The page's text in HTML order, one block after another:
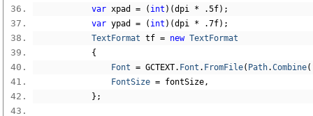
var xpad = ( int )(dpi * .5f);
var ypad = ( int )(dpi * .7f);
TextFormat tf = new TextFormat
{
Font = GCTEXT. Font . FromFile( Path.Combine(
FontSize = fontSize,
};